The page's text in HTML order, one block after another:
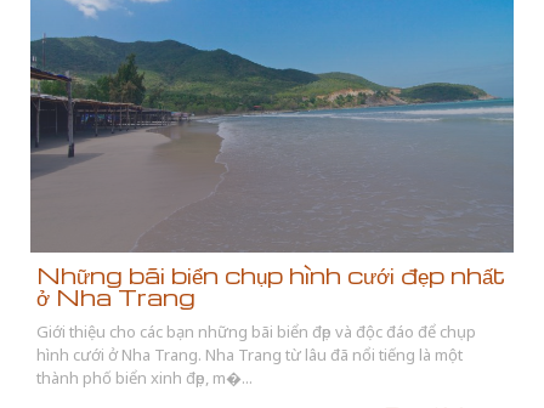
Những bãi biển chụp hình cưới đẹp nhất
ở Nha Trang
Giới thiệu cho các bạn những bãi biển đẹp và độc đáo để chụp
hình cưới ở Nha Trang. Nha Trang từ lâu đã nổi tiếng là một
thành phố biển xinh đẹp, m�...